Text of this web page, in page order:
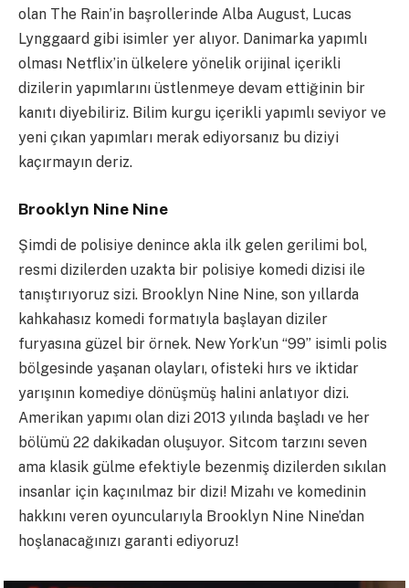
olan The Rain’in başrollerinde Alba August, Lucas
Lynggaard gibi isimler yer alıyor. Danimarka yapımlı
olması Netflix’in ülkelere yönelik orijinal içerikli
dizilerin yapımlarını üstlenmeye devam ettiğinin bir
kanıtı diyebiliriz. Bilim kurgu içerikli yapımlı seviyor ve
yeni çıkan yapımları merak ediyorsanız bu diziyi
kaçırmayın deriz.
Brooklyn Nine Nine
Şimdi de polisiye denince akla ilk gelen gerilimi bol,
resmi dizilerden uzakta bir polisiye komedi dizisi ile
tanıştırıyoruz sizi. Brooklyn Nine Nine, son yıllarda
kahkahasız komedi formatıyla başlayan diziler
furyasına güzel bir örnek. New York’un “99” isimli polis
bölgesinde yaşanan olayları, ofisteki hırs ve iktidar
yarışının komediye dönüşmüş halini anlatıyor dizi.
Amerikan yapımı olan dizi 2013 yılında başladı ve her
bölümü 22 dakikadan oluşuyor. Sitcom tarzını seven
ama klasik gülme efektiyle bezenmiş dizilerden sıkılan
insanlar için kaçınılmaz bir dizi! Mizahı ve komedinin
hakkını veren oyuncularıyla Brooklyn Nine Nine’dan
hoşlanacağınızı garanti ediyoruz!